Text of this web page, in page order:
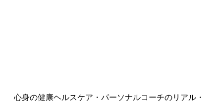
心身の健康ヘルスケア・パーソナルコーチのリアル・